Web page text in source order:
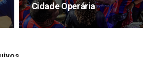
Cidade Operária